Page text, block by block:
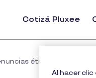
Cotizá Pluxee
éticas
Al hacer clic